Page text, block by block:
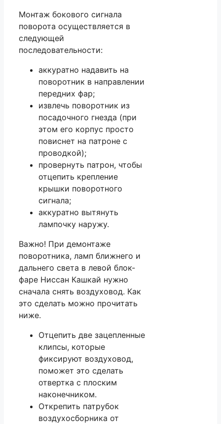
Монтаж бокового сигнала
поворота осуществляется в
следующей
последовательности:
аккуратно надавить на
поворотник в направлении
передних фар;
извлечь поворотник из
посадочного гнезда (при
этом его корпус просто
повиснет на патроне с
проводкой);
провернуть патрон, чтобы
отцепить крепление
крышки поворотного
сигнала;
аккуратно вытянуть
лампочку наружу.
Важно! При демонтаже
поворотника, ламп ближнего и
дальнего света в левой блок-
фаре Ниссан Кашкай нужно
сначала снять воздуховод. Как
это сделать можно прочитать
ниже.
Отцепить две зацепленные
клипсы, которые
фиксируют воздуховод,
поможет это сделать
отвертка с плоским
наконечником.
Открепить патрубок
воздухосборника от